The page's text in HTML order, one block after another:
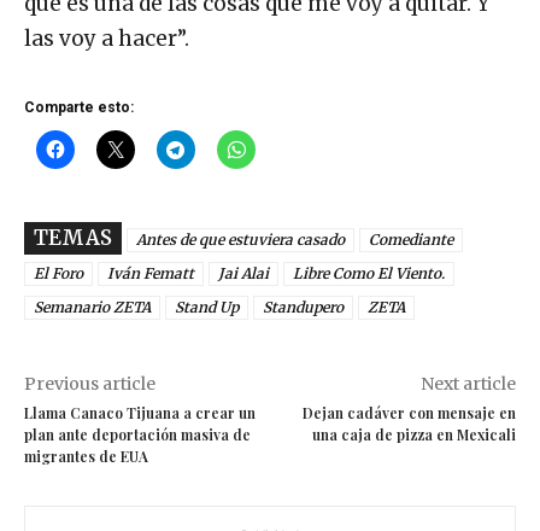
que es una de las cosas que me voy a quitar. Y
las voy a hacer”.
Comparte esto:
TEMAS Antes de que estuviera casado
Comediante
Jai Alai
Libre Como El Viento.
Stand Up Standupero
Previous article
Llama Canaco Tijuana a crear un
plan ante deportación masiva de
migrantes de EUA
Next article
Dejan cadáver con mensaje en
una caja de pizza en Mexicali